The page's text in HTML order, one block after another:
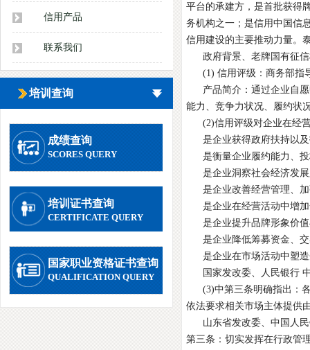
信用产品
联系我们
培训查询
成绩查询
SCORES QUERY
培训证书查询
CERTIFICATE QUERY
国家职业资格证书查询
QUALIFICATION QUERY
平台的承建方，是首批获得
务机构之一；是信用中国信
信用建设的主要推动力量。
政府背景、老牌国有征
(1) 信用评级：商务部指
产品简介：通过企业自
能力、竞争力状况、履约状
(2)信用评级对企业在经
是企业获得政府扶持以
是衡量企业履约能力、
是企业洞察社会经济发
是企业改善经营管理、
是企业在经营活动中增
是企业提升品牌形象价
是企业降低筹募资金、
是企业在市场活动中塑
国家发改委、人民银行
(3)中第三条明确指出：
依法要求相关市场主体提供
山东省发改委、中国人
第三条：切实发挥在行政管